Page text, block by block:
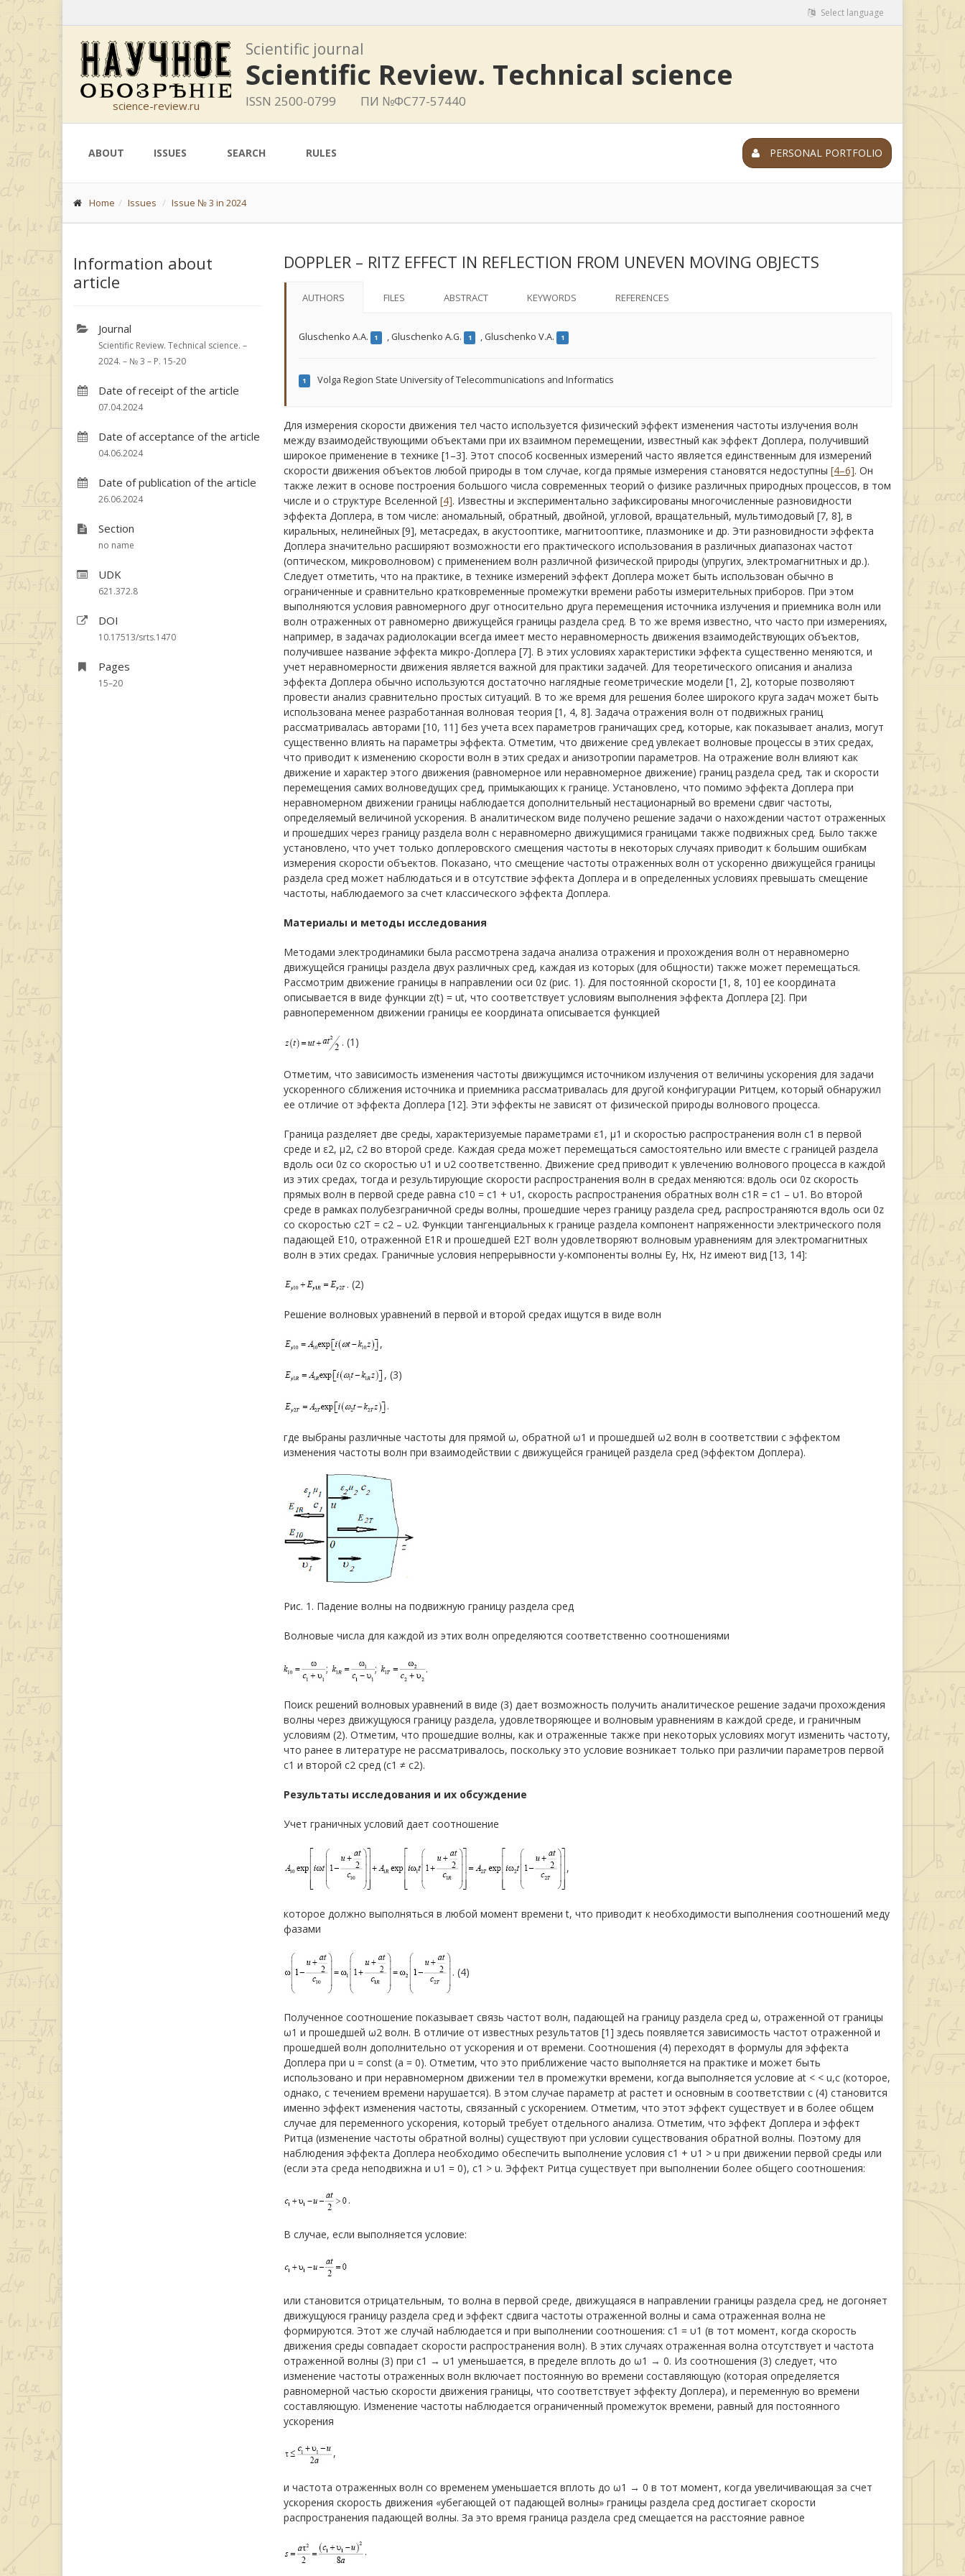
Select language
science-review.ru
Scientific journal
Scientific Review. Technical science
ISSN 2500-0799 ПИ №ФС77-57440
ABOUT ISSUES SEARCH RULES PERSONAL PORTFOLIO
Home Issues Issue № 3 in 2024
Information about
article
Journal
Scientific Review. Technical science. –
2024. – № 3 – P. 15-20
Date of receipt of the article
07.04.2024
Date of acceptance of the article
04.06.2024
Date of publication of the article
26.06.2024
Section
no name
UDK
621.372.8
DOI
10.17513/srts.1470
Pages
15–20
DOPPLER – RITZ EFFECT IN REFLECTION FROM UNEVEN MOVING OBJECTS
AUTHORS FILES ABSTRACT KEYWORDS REFERENCES
Gluschenko A.A. 1 , Gluschenko A.G. 1 , Gluschenko V.A. 1
1 Volga Region State University of Telecommunications and Informatics
Для измерения скорости движения тел часто используется физический эффект изменения частоты излучения волн
между взаимодействующими объектами при их взаимном перемещении, известный как эффект Доплера, получивший
широкое применение в технике [1–3]. Этот способ косвенных измерений часто является единственным для измерений
скорости движения объектов любой природы в том случае, когда прямые измерения становятся недоступны [4–6]. Он
также лежит в основе построения большого числа современных теорий о физике различных природных процессов, в том
числе и о структуре Вселенной [4]. Известны и экспериментально зафиксированы многочисленные разновидности
эффекта Доплера, в том числе: аномальный, обратный, двойной, угловой, вращательный, мультимодовый [7, 8], в
киральных, нелинейных [9], метасредах, в акустооптике, магнитооптике, плазмонике и др. Эти разновидности эффекта
Доплера значительно расширяют возможности его практического использования в различных диапазонах частот
(оптическом, микроволновом) с применением волн различной физической природы (упругих, электромагнитных и др.).
Следует отметить, что на практике, в технике измерений эффект Доплера может быть использован обычно в
ограниченные и сравнительно кратковременные промежутки времени работы измерительных приборов. При этом
выполняются условия равномерного друг относительно друга перемещения источника излучения и приемника волн или
волн отраженных от равномерно движущейся границы раздела сред. В то же время известно, что часто при измерениях,
например, в задачах радиолокации всегда имеет место неравномерность движения взаимодействующих объектов,
получившее название эффекта микро-Доплера [7]. В этих условиях характеристики эффекта существенно меняются, и
учет неравномерности движения является важной для практики задачей. Для теоретического описания и анализа
эффекта Доплера обычно используются достаточно наглядные геометрические модели [1, 2], которые позволяют
провести анализ сравнительно простых ситуаций. В то же время для решения более широкого круга задач может быть
использована менее разработанная волновая теория [1, 4, 8]. Задача отражения волн от подвижных границ
рассматривалась авторами [10, 11] без учета всех параметров граничащих сред, которые, как показывает анализ, могут
существенно влиять на параметры эффекта. Отметим, что движение сред увлекает волновые процессы в этих средах,
что приводит к изменению скорости волн в этих средах и анизотропии параметров. На отражение волн влияют как
движение и характер этого движения (равномерное или неравномерное движение) границ раздела сред, так и скорости
перемещения самих волноведущих сред, примыкающих к границе. Установлено, что помимо эффекта Доплера при
неравномерном движении границы наблюдается дополнительный нестационарный во времени сдвиг частоты,
определяемый величиной ускорения. В аналитическом виде получено решение задачи о нахождении частот отраженных
и прошедших через границу раздела волн с неравномерно движущимися границами также подвижных сред. Было также
установлено, что учет только доплеровского смещения частоты в некоторых случаях приводит к большим ошибкам
измерения скорости объектов. Показано, что смещение частоты отраженных волн от ускоренно движущейся границы
раздела сред может наблюдаться и в отсутствие эффекта Доплера и в определенных условиях превышать смещение
частоты, наблюдаемого за счет классического эффекта Доплера.
Материалы и методы исследования
Методами электродинамики была рассмотрена задача анализа отражения и прохождения волн от неравномерно
движущейся границы раздела двух различных сред, каждая из которых (для общности) также может перемещаться.
Рассмотрим движение границы в направлении оси 0z (рис. 1). Для постоянной скорости [1, 8, 10] ее координата
описывается в виде функции z(t) = ut, что соответствует условиям выполнения эффекта Доплера [2]. При
равнопеременном движении границы ее координата описывается функцией
. (1)
Отметим, что зависимость изменения частоты движущимся источником излучения от величины ускорения для задачи
ускоренного сближения источника и приемника рассматривалась для другой конфигурации Ритцем, который обнаружил
ее отличие от эффекта Доплера [12]. Эти эффекты не зависят от физической природы волнового процесса.
Граница разделяет две среды, характеризуемые параметрами ε1, μ1 и скоростью распространения волн с1 в первой
среде и ε2, μ2, с2 во второй среде. Каждая среда может перемещаться самостоятельно или вместе с границей раздела
вдоль оси 0z со скоростью υ1 и υ2 соответственно. Движение сред приводит к увлечению волнового процесса в каждой
из этих средах, тогда и результирующие скорости распространения волн в средах меняются: вдоль оси 0z скорость
прямых волн в первой среде равна с10 = с1 + υ1, скорость распространения обратных волн с1R = с1 – υ1. Во второй
среде в рамках полубезграничной среды волны, прошедшие через границу раздела сред, распространяются вдоль оси 0z
со скоростью с2T = с2 – υ2. Функции тангенциальных к границе раздела компонент напряженности электрического поля
падающей E10, отраженной E1R и прошедшей E2T волн удовлетворяют волновым уравнениям для электромагнитных
волн в этих средах. Граничные условия непрерывности y-компоненты волны Ey, Hx, Hz имеют вид [13, 14]:
. (2)
Решение волновых уравнений в первой и второй средах ищутся в виде волн
,
, (3)
.
где выбраны различные частоты для прямой ω, обратной ω1 и прошедшей ω2 волн в соответствии с эффектом
изменения частоты волн при взаимодействии с движущейся границей раздела сред (эффектом Доплера).
Рис. 1. Падение волны на подвижную границу раздела сред
Волновые числа для каждой из этих волн определяются соответственно соотношениями
; ; .
Поиск решений волновых уравнений в виде (3) дает возможность получить аналитическое решение задачи прохождения
волны через движущуюся границу раздела, удовлетворяющее и волновым уравнениям в каждой среде, и граничным
условиям (2). Отметим, что прошедшие волны, как и отраженные также при некоторых условиях могут изменить частоту,
что ранее в литературе не рассматривалось, поскольку это условие возникает только при различии параметров первой
c1 и второй c2 сред (c1 ≠ c2).
Результаты исследования и их обсуждение
Учет граничных условий дает соотношение
,
которое должно выполняться в любой момент времени t, что приводит к необходимости выполнения соотношений меду
фазами
. (4)
Полученное соотношение показывает связь частот волн, падающей на границу раздела сред ω, отраженной от границы
ω1 и прошедшей ω2 волн. В отличие от известных результатов [1] здесь появляется зависимость частот отраженной и
прошедшей волн дополнительно от ускорения и от времени. Соотношения (4) переходят в формулы для эффекта
Доплера при u = const (a = 0). Отметим, что это приближение часто выполняется на практике и может быть
использовано и при неравномерном движении тел в промежутки времени, когда выполняется условие at < < u,c (которое,
однако, с течением времени нарушается). В этом случае параметр at растет и основным в соответствии с (4) становится
именно эффект изменения частоты, связанный с ускорением. Отметим, что этот эффект существует и в более общем
случае для переменного ускорения, который требует отдельного анализа. Отметим, что эффект Доплера и эффект
Ритца (изменение частоты обратной волны) существуют при условии существования обратной волны. Поэтому для
наблюдения эффекта Доплера необходимо обеспечить выполнение условия c1 + υ1 > u при движении первой среды или
(если эта среда неподвижна и υ1 = 0), c1 > u. Эффект Ритца существует при выполнении более общего соотношения:
.
В случае, если выполняется условие:
или становится отрицательным, то волна в первой среде, движущаяся в направлении границы раздела сред, не догоняет
движущуюся границу раздела сред и эффект сдвига частоты отраженной волны и сама отраженная волна не
формируются. Этот же случай наблюдается и при выполнении соотношения: c1 = υ1 (в тот момент, когда скорость
движения среды совпадает скорости распространения волн). В этих случаях отраженная волна отсутствует и частота
отраженной волны (3) при c1 → υ1 уменьшается, в пределе вплоть до ω1 → 0. Из соотношения (3) следует, что
изменение частоты отраженных волн включает постоянную во времени составляющую (которая определяется
равномерной частью скорости движения границы, что соответствует эффекту Доплера), и переменную во времени
составляющую. Изменение частоты наблюдается ограниченный промежуток времени, равный для постоянного
ускорения
,
и частота отраженных волн со временем уменьшается вплоть до ω1 → 0 в тот момент, когда увеличивающая за счет
ускорения скорость движения «убегающей от падающей волны» границы раздела сред достигает скорости
распространения падающей волны. За это время граница раздела сред смещается на расстояние равное
.